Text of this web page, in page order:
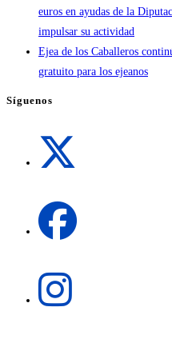
euros en ayudas de la
impulsar su actividad
Ejea de los Caballeros
gratuito para los ejeanos
Síguenos
pestaña
abre
abre